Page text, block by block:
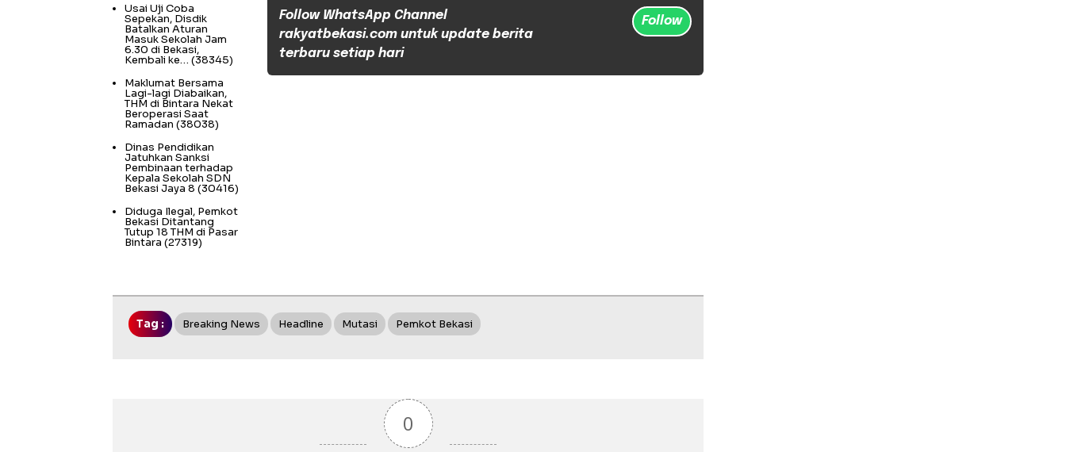
Follow WhatsApp Channel
rakyatbekasi.com untuk update berita
terbaru setiap hari
Follow
Usai Uji Coba
Sepekan, Disdik
Batalkan Aturan
Masuk Sekolah Jam
6.30 di Bekasi,
Kembali ke… (38345)
Maklumat Bersama
Lagi-lagi Diabaikan,
THM di Bintara Nekat
Beroperasi Saat
Ramadan (38038)
Dinas Pendidikan
Jatuhkan Sanksi
Pembinaan terhadap
Kepala Sekolah SDN
Bekasi Jaya 8 (30416)
Diduga Ilegal, Pemkot
Bekasi Ditantang
Tutup 18 THM di Pasar
Bintara (27319)
Tag : Breaking News Headline Mutasi Pemkot Bekasi
0